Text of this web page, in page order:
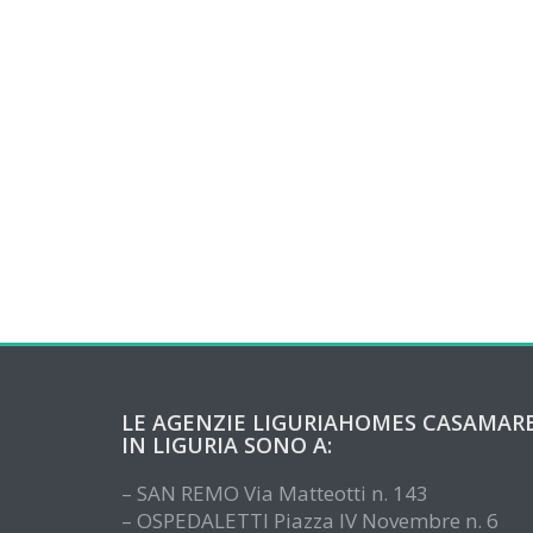
LE AGENZIE LIGURIAHOMES
IN LIGURIA SONO A:
– SAN REMO Via Matteotti n. 143
– OSPEDALETTI Piazza IV Novembre n. 6